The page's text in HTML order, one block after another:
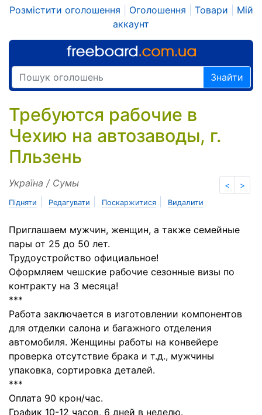
Розмістити оголошення Оголошення Товари
Мій
аккаунт
Знайти
Требуются рабочие в
Чехию на автозаводы, г.
Пльзень
< >
Україна / Сумы
Підняти Редагувати Поскаржитися Видалити
Приглашаем мужчин, женщин, а также семейные
пары от 25 до 50 лет.
Трудоустройство официальное!
Оформляем чешские рабочие сезонные визы по
контракту на 3 месяца!
***
Работа заключается в изготовлении компонентов
для отделки салона и багажного отделения
автомобиля. Женщины работы на конвейере
проверка отсутствие брака и т.д., мужчины
упаковка, сортировка деталей.
***
Оплата 90 крон/час.
График 10-12 часов, 6 дней в неделю.